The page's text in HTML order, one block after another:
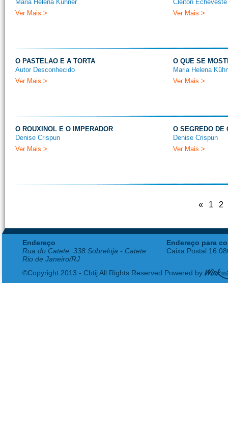
Maria Helena Kühner
Ver Mais >
Cleiton Echeveste
Ver Mais >
O PASTELAO E A TORTA
Autor Desconhecido
Ver Mais >
O QUE SE
Maria Helena
Ver Mais >
O ROUXINOL E O IMPERADOR
Denise Crispun
Ver Mais >
O SEGREDO DE
Denise Crispun
Ver Mais >
« 1 2
Endereço
Rua do Catete, 338 Sobreloja - Catete
Rio de Janeiro/RJ
Endereço para
Caixa Postal
©Copyright 2013 - Cbtij All Rights Reserved Powered by: